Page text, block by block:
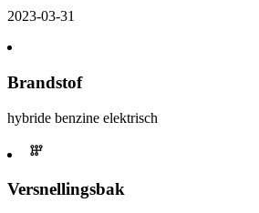
2023-03-31
Brandstof
hybride benzine elektrisch
Versnellingsbak